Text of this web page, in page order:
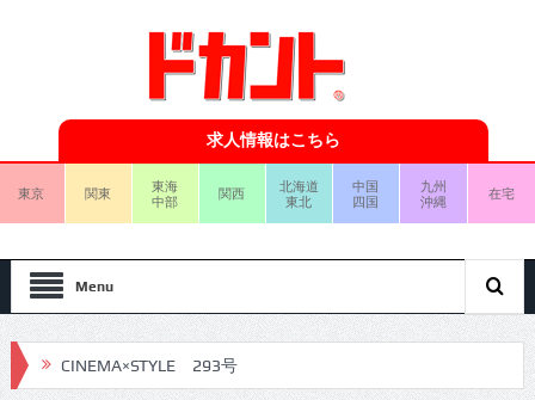
求人情報はこちら
東京 関東
東海
中部
関西
北海道
東北
中国
四国
九州
沖縄
在宅
Menu
CINEMA×STYLE 293号